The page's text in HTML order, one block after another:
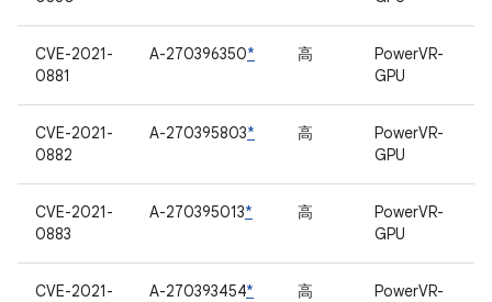
CVE-2021-
0881
A-270396350* 高
PowerVR-
GPU
CVE-2021-
0882
A-270395803* 高
PowerVR-
GPU
CVE-2021-
0883
A-270395013* 高
PowerVR-
GPU
CVE-2021-
A-270393454* 高
PowerVR-